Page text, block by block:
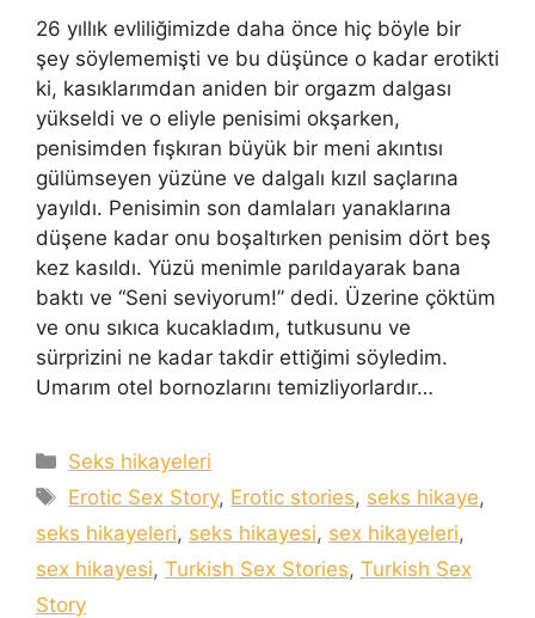
26 yıllık evliliğimizde daha önce hiç böyle bir
şey söylememişti ve bu düşünce o kadar erotikti
ki, kasıklarımdan aniden bir orgazm dalgası
yükseldi ve o eliyle penisimi okşarken,
penisimden fışkıran büyük bir meni akıntısı
gülümseyen yüzüne ve dalgalı kızıl saçlarına
yayıldı. Penisimin son damlaları yanaklarına
düşene kadar onu boşaltırken penisim dört beş
kez kasıldı. Yüzü menimle parıldayarak bana
baktı ve “Seni seviyorum!” dedi. Üzerine çöktüm
ve onu sıkıca kucakladım, tutkusunu ve
sürprizini ne kadar takdir ettiğimi söyledim.
Umarım otel bornozlarını temizliyorlardır…
Categories
Seks hikayeleri
Tags
Erotic Sex Story, Erotic stories, seks hikaye,
seks hikayeleri, seks hikayesi, sex hikayeleri,
sex hikayesi, Turkish Sex Stories, Turkish Sex
Story